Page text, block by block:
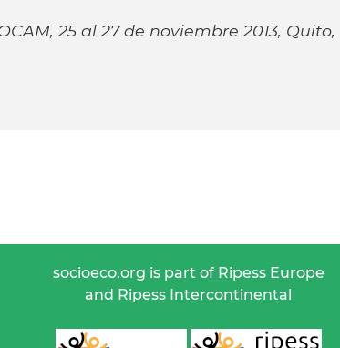
25 al 27 de noviembre 2013, Quito,
socioeco.org is part of Ripess Europe
and Ripess Intercontinental